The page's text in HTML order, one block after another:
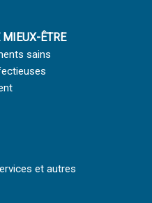
ÊTRE
sains
et autres